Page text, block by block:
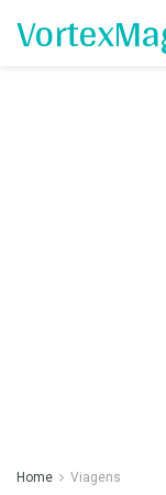
Home Viagens